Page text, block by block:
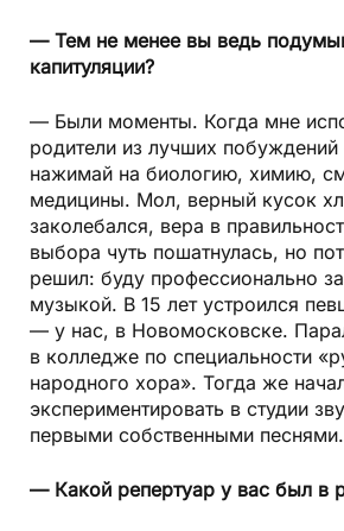
— Тем не менее вы ведь
капитуляции?
— Были моменты. Когда мне
родители из лучших побуждений
нажимай на биологию, химию,
медицины. Мол, верный кусок
заколебался, вера в
выбора чуть пошатнулась, но
решил: буду профессионально
музыкой. В 15 лет устроился
— у нас, в Новомосковске.
в колледже по специальности
народного хора». Тогда же
экспериментировать в студии
первыми собственными песнями.
— Какой репертуар у вас был в